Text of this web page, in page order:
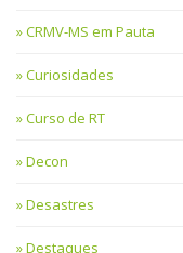
CRMV-MS em Pauta
Curiosidades
Curso de RT
Decon
Desastres
Destaques